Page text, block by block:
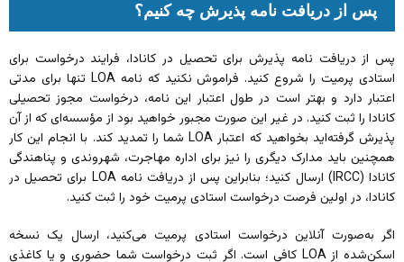
پس از دریافت نامه پذیرش چه کنیم؟
پس از دریافت نامه پذیرش برای تحصیل در کانادا، فرایند درخواست برای
استادی پرمیت را شروع کنید. فراموش نکنید که نامه LOA تنها برای مدتی
اعتبار دارد و بهتر است در طول اعتبار این نامه، درخواست مجوز تحصیلی
کانادا را ثبت کنید. در غیر این‌ صورت مجبور خواهید بود از مؤسسه‌ای که از آن
پذیرش گرفته‌اید بخواهید که اعتبار LOA شما را تمدید کند. با انجام این کار
همچنین باید مدارک دیگری را نیز برای اداره مهاجرت، شهروندی و پناهندگی
کانادا (IRCC) ارسال کنید؛ بنابراین پس از دریافت نامه LOA برای تحصیل در
کانادا، در اولین فرصت درخواست استادی پرمیت خود را ثبت کنید.
اگر به‌صورت آنلاین درخواست استادی پرمیت می‌کنید، ارسال یک نسخه
اسکن‌شده از LOA کافی است. اگر ثبت درخواست شما حضوری و یا کاغذی